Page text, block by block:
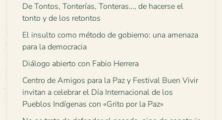
De Tontos, Tonterías, Tonteras…, de hacerse el
tonto y de los retontos
El insulto como método de gobierno: una amenaza
para la democracia
Diálogo abierto con Fabio Herrera
Centro de Amigos para la Paz y Festival Buen Vivir
invitan a celebrar el Día Internacional de los
Pueblos Indígenas con «Grito por la Paz»